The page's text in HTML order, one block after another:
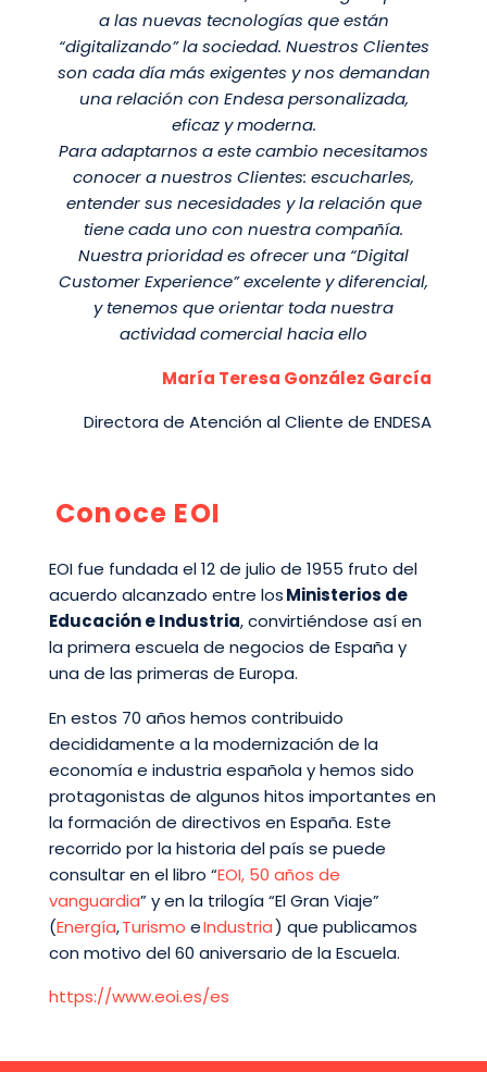
a las nuevas tecnologías que están
“digitalizando” la sociedad. Nuestros Clientes
son cada día más exigentes y nos demandan
una relación con Endesa personalizada,
eficaz y moderna.
Para adaptarnos a este cambio necesitamos
conocer a nuestros Clientes: escucharles,
entender sus necesidades y la relación que
tiene cada uno con nuestra compañía.
Nuestra prioridad es ofrecer una “Digital
Customer Experience” excelente y diferencial,
y tenemos que orientar toda nuestra
actividad comercial hacia ello
María Teresa González García
Directora de Atención al Cliente de ENDESA
Conoce EOI
EOI fue fundada el 12 de julio de 1955 fruto del
acuerdo alcanzado entre losMinisterios de
Educación e Industria, convirtiéndose así en
la primera escuela de negocios de España y
una de las primeras de Europa.
En estos 70 años hemos contribuido
decididamente a la modernización de la
economía e industria española y hemos sido
protagonistas de algunos hitos importantes en
la formación de directivos en España. Este
recorrido por la historia del país se puede
consultar en el libro “EOI, 50 años de
vanguardia” y en la trilogía “El Gran Viaje”
(Energía,Turismo eIndustria) que publicamos
con motivo del 60 aniversario de la Escuela.
https://www.eoi.es/es